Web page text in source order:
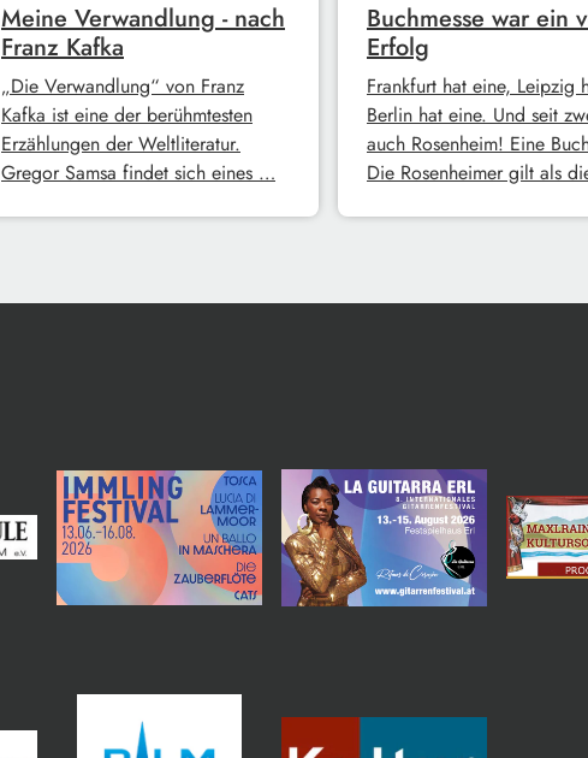
Meine Verwandlung - nach
Franz Kafka
„Die Verwandlung“ von Franz
Kafka ist eine der berühmtesten
Erzählungen der Weltliteratur.
Gregor Samsa findet sich eines …
Buchmesse war ein
Erfolg
Frankfurt hat eine, Leipzig
Berlin hat eine. Und seit
auch Rosenheim! Eine
Die Rosenheimer gilt als